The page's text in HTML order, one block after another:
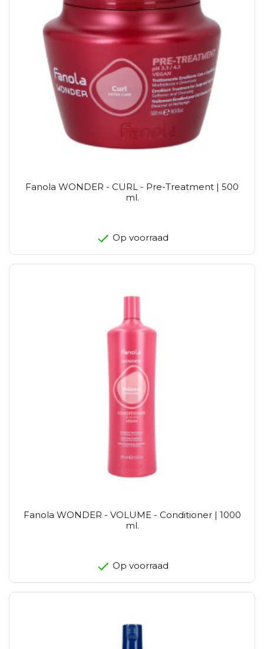
Fanola WONDER - CURL - Pre-Treatment | 500
ml.
Op voorraad
Fanola WONDER - VOLUME - Conditioner | 1000
ml.
Op voorraad